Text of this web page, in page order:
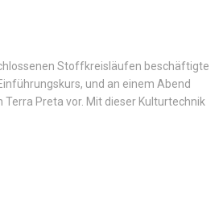
Stoffkreisläufen beschäftigte
und an einem Abend
Terra Preta vor. Mit dieser Kulturtechnik